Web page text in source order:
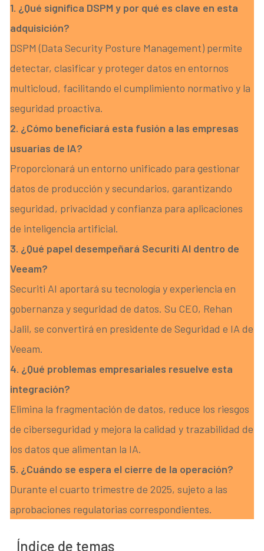
1. ¿Qué significa DSPM y por qué es clave en esta
adquisición?
DSPM (Data Security Posture Management) permite
detectar, clasificar y proteger datos en entornos
multicloud, facilitando el cumplimiento normativo y la
seguridad proactiva.
2. ¿Cómo beneficiará esta fusión a las empresas
usuarias de IA?
Proporcionará un entorno unificado para gestionar
datos de producción y secundarios, garantizando
seguridad, privacidad y confianza para aplicaciones
de inteligencia artificial.
3. ¿Qué papel desempeñará Securiti AI dentro de
Veeam?
Securiti AI aportará su tecnología y experiencia en
gobernanza y seguridad de datos. Su CEO, Rehan
Jalil, se convertirá en presidente de Seguridad e IA de
Veeam.
4. ¿Qué problemas empresariales resuelve esta
integración?
Elimina la fragmentación de datos, reduce los riesgos
de ciberseguridad y mejora la calidad y trazabilidad de
los datos que alimentan la IA.
5. ¿Cuándo se espera el cierre de la operación?
Durante el cuarto trimestre de 2025, sujeto a las
aprobaciones regulatorias correspondientes.
Índice de temas